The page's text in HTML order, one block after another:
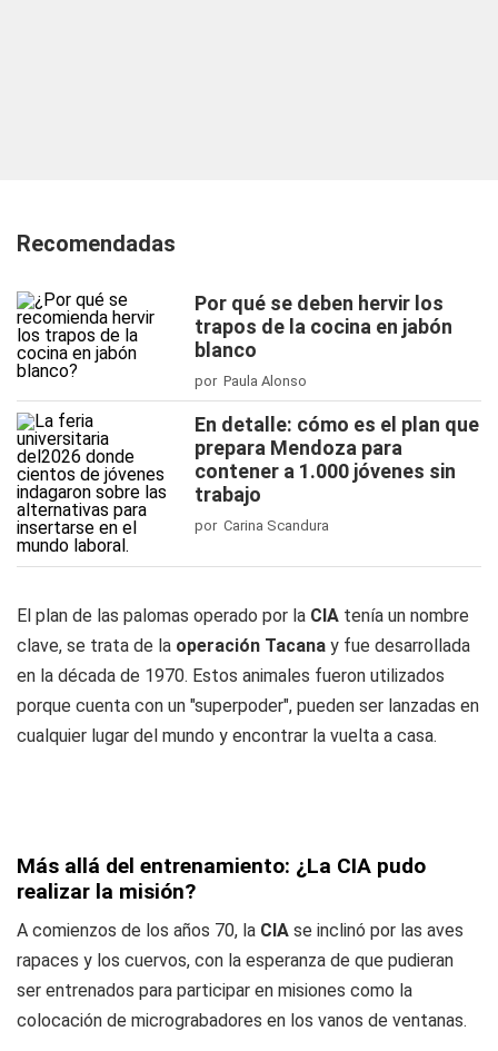
Recomendadas
Por qué se deben hervir los
trapos de la cocina en jabón
blanco
por Paula Alonso
En detalle: cómo es el plan que
prepara Mendoza para
contener a 1.000 jóvenes sin
trabajo
por Carina Scandura
El plan de las palomas operado por la CIA tenía un nombre
clave, se trata de la operación Tacana y fue desarrollada
en la década de 1970. Estos animales fueron utilizados
porque cuenta con un "superpoder", pueden ser lanzadas en
cualquier lugar del mundo y encontrar la vuelta a casa.
Más allá del entrenamiento: ¿La CIA pudo
realizar la misión?
A comienzos de los años 70, la CIA se inclinó por las aves
rapaces y los cuervos, con la esperanza de que pudieran
ser entrenados para participar en misiones como la
colocación de micrograbadores en los vanos de ventanas.